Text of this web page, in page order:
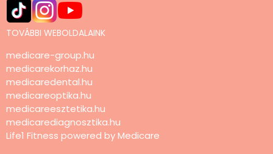
TOVÁBBI WEBOLDALAINK
medicare-group.hu
medicarekorhaz.hu
medicaredental.hu
medicareoptika.hu
medicareesztetika.hu
medicarediagnosztika.hu
Life1 Fitness powered by Medicare